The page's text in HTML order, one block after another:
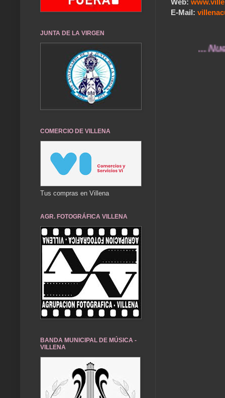
E-Mail:
... Nuestros
JUNTA DE LA VIRGEN
COMERCIO DE VILLENA
Tus compras en Villena
AGR. FOTOGRÁFICA VILLENA
BANDA MUNICIPAL DE MÚSICA -
VILLENA